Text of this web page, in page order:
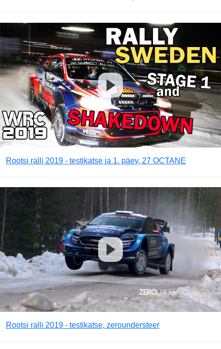
Rootsi ralli 2019 - testikatse ja 1. päev, 27 OCTANE
Rootsi ralli 2019 - testikatse, zeroundersteer